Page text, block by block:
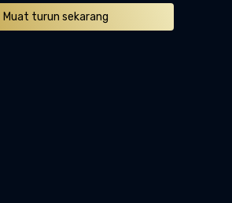
Muat turun sekarang